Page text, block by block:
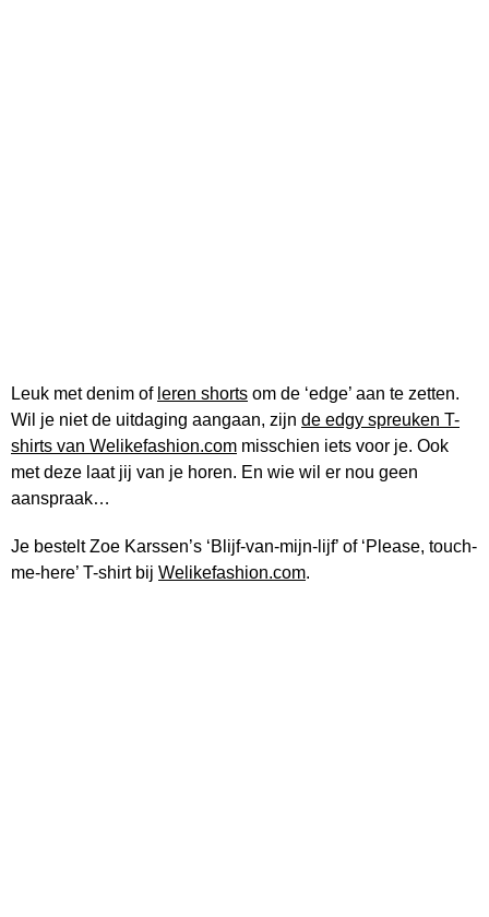
Leuk met denim of leren shorts om de ‘edge’ aan te zetten.
Wil je niet de uitdaging aangaan, zijn de edgy spreuken T-
shirts van Welikefashion.com misschien iets voor je. Ook
met deze laat jij van je horen. En wie wil er nou geen
aanspraak…
Je bestelt Zoe Karssen’s ‘Blijf-van-mijn-lijf’ of ‘Please, touch-
me-here’ T-shirt bij Welikefashion.com.